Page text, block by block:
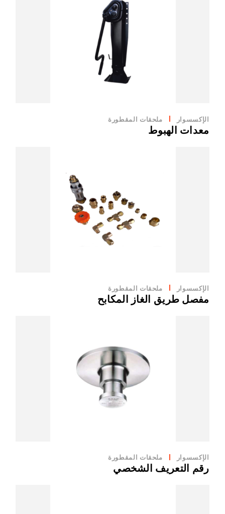
الإكسسوار ملحقات المقطورة
معدات الهبوط
الإكسسوار ملحقات المقطورة
مفصل طريق الغاز المكابح
الإكسسوار ملحقات المقطورة
رقم التعريف الشخصي